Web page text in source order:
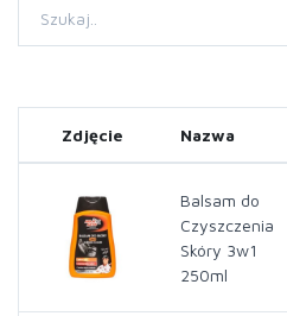
Zdjęcie Nazwa
Balsam do
Czyszczenia
Skóry 3w1
250ml